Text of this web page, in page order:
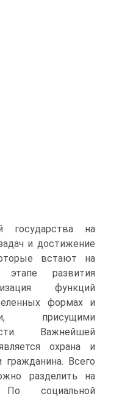
государства на
и достижение
встают на
развития
функций
формах и
присущими
Важнейшей
охрана и
гражданина. Всего
разделить на
социальной